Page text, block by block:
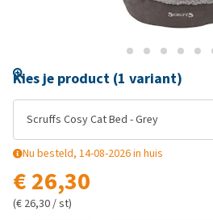
Kies je product (1 variant)
Scruffs Cosy Cat Bed - Grey
Nu besteld, 14-08-2026 in huis
€ 26,30
(€ 26,30 / st)